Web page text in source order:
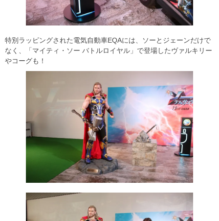
特別ラッピングされた電気自動車EQAには、ソーとジェーンだけで
なく、「マイティ・ソー バトルロイヤル」で登場したヴァルキリー
やコーグも！